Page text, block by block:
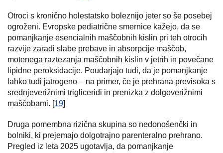
Otroci s kronično holestatsko boleznijo jeter so še posebej
ogroženi. Evropske pediatrične smernice kažejo, da se
pomanjkanje esencialnih maščobnih kislin pri teh otrocih
razvije zaradi slabe prebave in absorpcije maščob,
motenega raztezanja maščobnih kislin v jetrih in povečane
lipidne peroksidacije. Poudarjajo tudi, da je pomanjkanje
lahko tudi jatrogeno – na primer, če je prehrana previsoka s
srednjeverižnimi trigliceridi in prenizka z dolgoverižnimi
maščobami. [19]
Druga pomembna rizična skupina so nedonošenčki in
bolniki, ki prejemajo dolgotrajno parenteralno prehrano.
Pregled iz leta 2025 ugotavlja, da pomanjkanje